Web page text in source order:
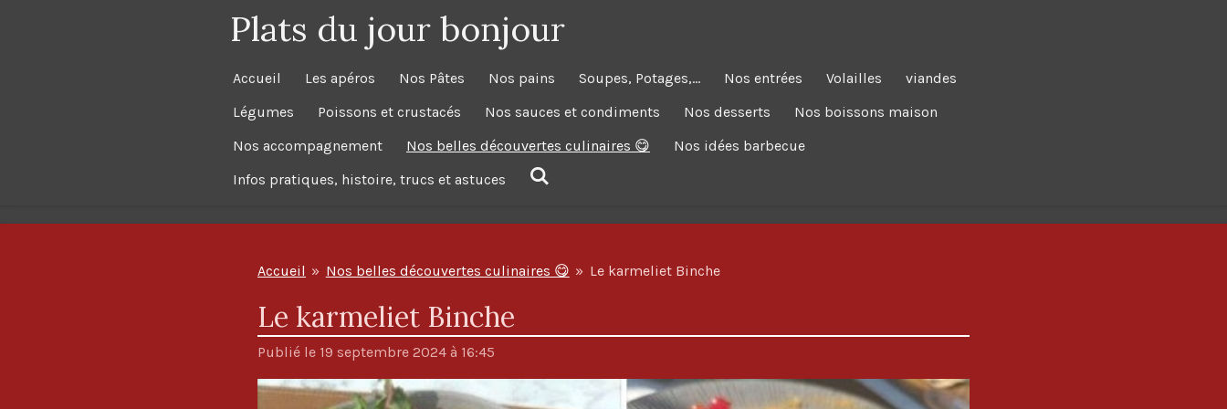
Plats du jour bonjour
Accueil Les apéros Nos Pâtes Nos pains Soupes, Potages,... Nos entrées Volailles
viandes
Légumes
Poissons et crustacés Nos sauces et condiments Nos desserts
Nos boissons maison
Nos accompagnement
Nos belles découvertes culinaires 😋
Nos idées barbecue
Infos pratiques, histoire, trucs et astuces
Accueil » Nos belles découvertes culinaires 😋 » Le karmeliet Binche
Le karmeliet Binche
Publié le 19 septembre 2024 à 16:45